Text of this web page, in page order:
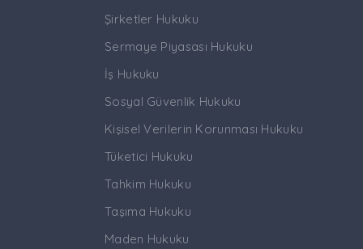
Şirketler Hukuku
Sermaye Piyasası Hukuku
İş Hukuku
Sosyal Güvenlik Hukuku
Kişisel Verilerin Korunması Hukuku
Tüketici Hukuku
Tahkim Hukuku
Taşıma Hukuku
Maden Hukuku